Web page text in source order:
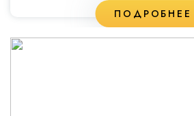
ПОДРОБНЕЕ